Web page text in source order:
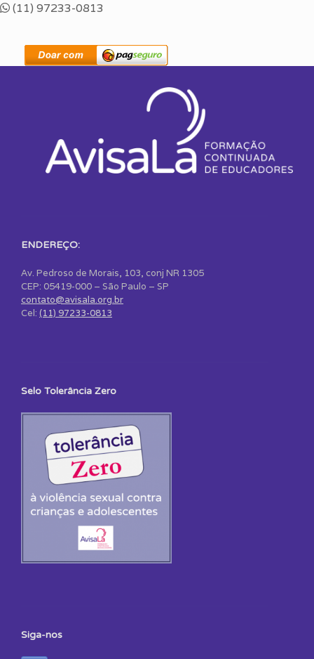
(11) 97233-0813
ENDEREÇO:
Av. Pedroso de Morais, 103, conj NR 1305
CEP: 05419-000 – São Paulo – SP
contato@avisala.org.br
Cel: (11) 97233-0813
Selo Tolerância Zero
Siga-nos